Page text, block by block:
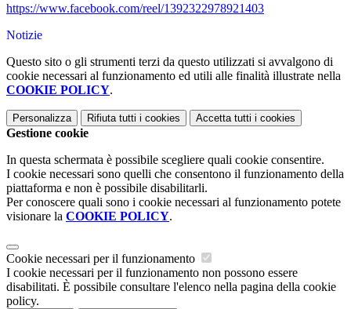
https://www.facebook.com/reel/1392322978921403
Notizie
Questo sito o gli strumenti terzi da questo utilizzati si avvalgono di
cookie necessari al funzionamento ed utili alle finalità illustrate nella
COOKIE POLICY.
Personalizza Rifiuta tutti i cookies Accetta tutti i cookies
Gestione cookie
In questa schermata è possibile scegliere quali cookie consentire.
I cookie necessari sono quelli che consentono il funzionamento della
piattaforma e non è possibile disabilitarli.
Per conoscere quali sono i cookie necessari al funzionamento potete
visionare la COOKIE POLICY.
Cookie necessari per il funzionamento
I cookie necessari per il funzionamento non possono essere
disabilitati. È possibile consultare l'elenco nella pagina della cookie
policy.